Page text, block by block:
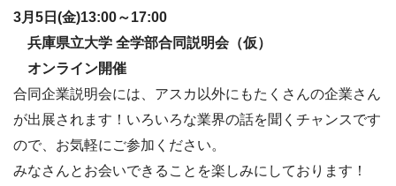
3月5日(金)13:00～17:00
兵庫県立大学 全学部合同説明会（仮）
オンライン開催
合同企業説明会には、アスカ以外にもたくさんの企業さん
が出展されます！いろいろな業界の話を聞くチャンスです
ので、お気軽にご参加ください。
みなさんとお会いできることを楽しみにしております！